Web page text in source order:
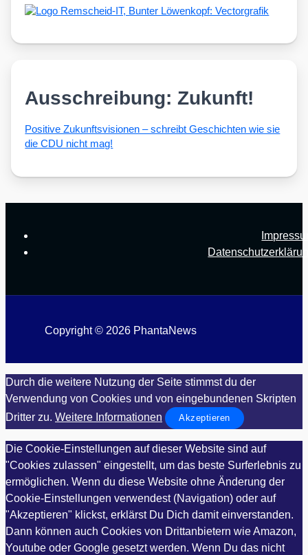
Ausschreibung: Zukunft!
Posi­ti­ve Zukunfts­vi­sio­nen – schreibt Geschich­ten wie sie
die CDU nicht mag!
Copyright © 2026 PhantaNews
Durch die weitere Nutzung der Seite stimmst du der
Verwendung von Cookies und von eingebundenen Skripten
Dritter zu. Weitere Informationen Akzeptieren
Die Cookie-Einstellungen auf dieser Website sind auf
"Cookies zulassen" eingestellt, um das beste Surferlebnis zu
ermöglichen. Wenn du diese Website ohne Änderung der
Cookie-Einstellungen verwendest (Navigation) oder auf
"Akzeptieren" klickst, erklärst Du Dich damit einverstanden.
Dann können auch Cookies von Drittanbietern wie Amazon,
Youtube oder Google gesetzt werden. Wenn Du das nicht